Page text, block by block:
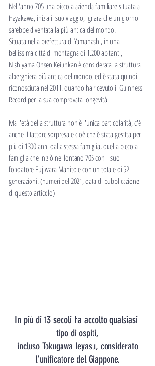
Nell'anno 705 una piccola azienda familiare situata a
Hayakawa, inizia il suo viaggio, ignara che un giorno
sarebbe diventata la più antica del mondo.
Situata nella prefettura di Yamanashi, in una
bellissima città di montagna di 1.200 abitanti,
Nishiyama Onsen Keiunkan è considerata la struttura
alberghiera più antica del mondo, ed è stata quindi
riconosciuta nel 2011, quando ha ricevuto il Guinness
Record per la sua comprovata longevità.
Ma l'età della struttura non è l'unica particolarità, c'è
anche il fattore sorpresa e cioè che è stata gestita per
più di 1300 anni dalla stessa famiglia, quella piccola
famiglia che iniziò nel lontano 705 con il suo
fondatore Fujiwara Mahito e con un totale di 52
generazioni. (numeri del 2021, data di pubblicazione
di questo articolo)
In più di 13 secoli ha accolto qualsiasi
tipo di ospiti,
l'unificatore del Giappone.